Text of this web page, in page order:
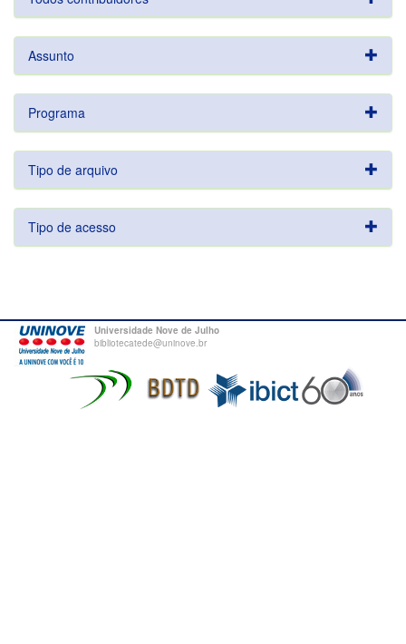
Assunto
Programa
Tipo de arquivo
Tipo de acesso
Universidade Nove de Julho
bibliotecatede@uninove.br